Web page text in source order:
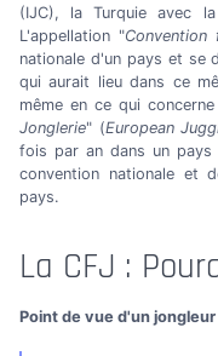
(IJC), la Turquie avec
L'appellation "Convention
nationale d'un pays et se
qui aurait lieu dans ce
même en ce qui
Jonglerie" (European
fois par an dans un
convention nationale et
pays.
La CFJ :
Point de vue d'un jongleur